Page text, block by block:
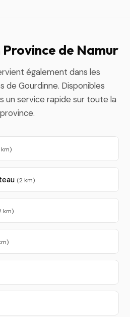
de Namur
également dans les
de Gourdinne. Disponibles
un service rapide sur toute la
province.
(2 km)
km)